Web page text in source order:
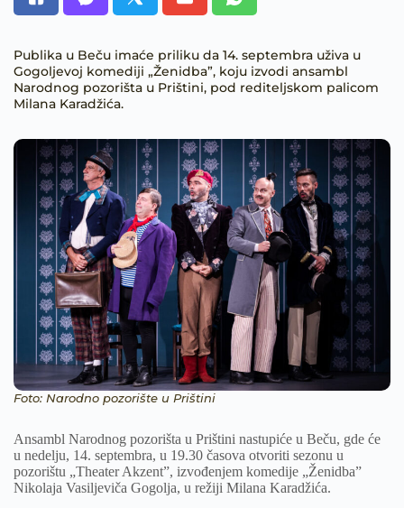
Publika u Beču imaće priliku da 14. septembra uživa u
Gogoljevoj komediji „Ženidba”, koju izvodi ansambl
Narodnog pozorišta u Prištini, pod rediteljskom palicom
Milana Karadžića.
Foto: Narodno pozorište u Prištini
Ansambl Narodnog pozorišta u Prištini nastupiće u Beču, gde će
u nedelju, 14. septembra, u 19.30 časova otvoriti sezonu u
pozorištu „Theater Akzent”, izvođenjem komedije „Ženidba”
Nikolaja Vasiljeviča Gogolja, u režiji Milana Karadžića.